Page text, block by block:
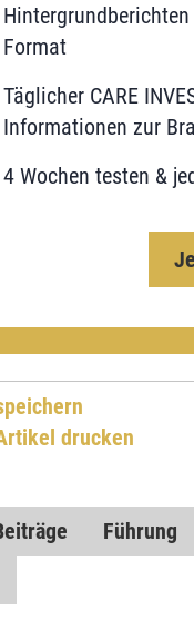
Format
Täglicher CARE
Informationen zur
4 Wochen testen &
drucken
Führung